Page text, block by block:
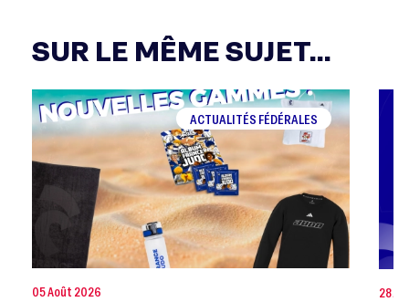
SUR LE MÊME SUJET...
ACTUALITÉS FÉDÉRALES
05 Août 2026 28